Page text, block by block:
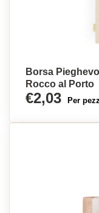
Borsa
Rocco al Porto
€2,03 Per